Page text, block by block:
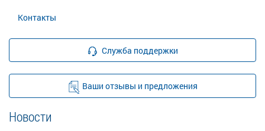
Контакты
Служба поддержки
Ваши отзывы и предложения
Новости